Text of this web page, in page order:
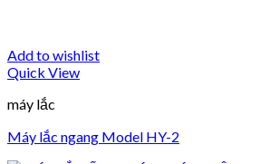
Add to wishlist
Quick View
máy lắc
Máy lắc ngang Model HY-2